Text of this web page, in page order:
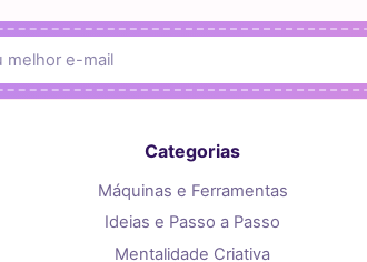
Categorias
Máquinas e Ferramentas
Ideias e Passo a Passo
Mentalidade Criativa